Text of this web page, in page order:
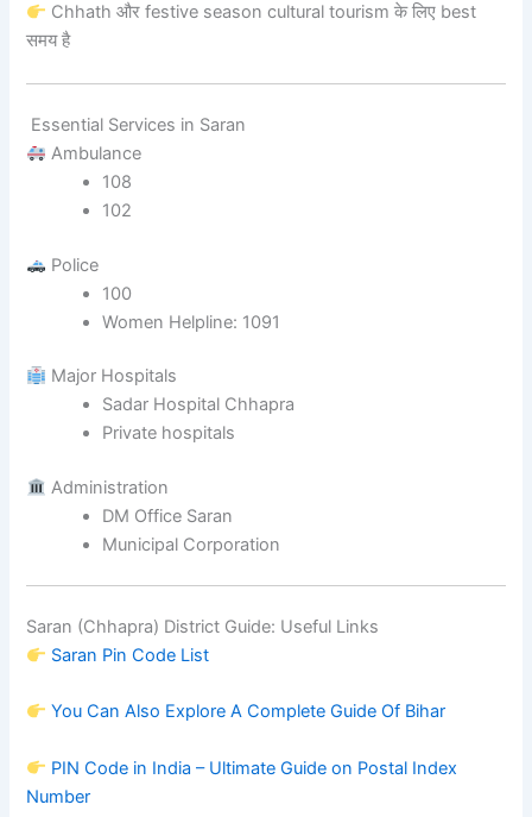
Chhath और festive season cultural tourism के लिए best
समय है
Essential Services in Saran
Ambulance
108
102
Police
100
Women Helpline: 1091
Major Hospitals
Sadar Hospital Chhapra
Private hospitals
Administration
DM Office Saran
Municipal Corporation
Saran (Chhapra) District Guide: Useful Links
Saran Pin Code List
You Can Also Explore A Complete Guide Of Bihar
PIN Code in India – Ultimate Guide on Postal Index
Number